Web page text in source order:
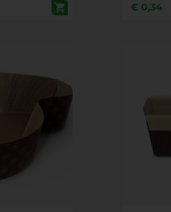
€ 0,34